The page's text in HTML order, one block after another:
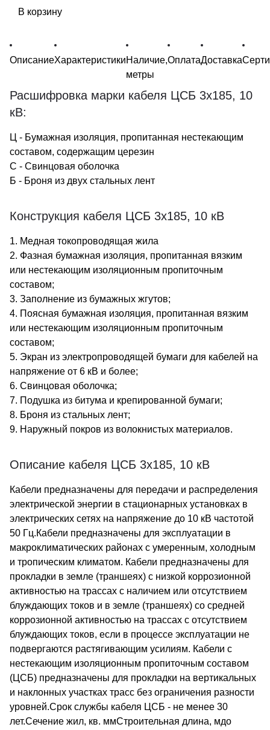
В корзину
ОписаниеХарактеристикиНаличие,
метры
ОплатаДоставка
Расшифровка марки кабеля ЦСБ 3х185, 10
кВ:
Ц - Бумажная изоляция, пропитанная нестекающим
составом, содержащим церезин
С - Свинцовая оболочка
Б - Броня из двух стальных лент
Конструкция кабеля ЦСБ 3х185, 10 кВ
1. Медная токопроводящая жила
2. Фазная бумажная изоляция, пропитанная вязким
или нестекающим изоляционным пропиточным
составом;
3. Заполнение из бумажных жгутов;
4. Поясная бумажная изоляция, пропитанная вязким
или нестекающим изоляционным пропиточным
составом;
5. Экран из электропроводящей бумаги для кабелей на
напряжение от 6 кВ и более;
6. Свинцовая оболочка;
7. Подушка из битума и крепированной бумаги;
8. Броня из стальных лент;
9. Наружный покров из волокнистых материалов.
Описание кабеля ЦСБ 3х185, 10 кВ
Кабели предназначены для передачи и распределения
электрической энергии в стационарных установках в
электрических сетях на напряжение до 10 кВ частотой
50 Гц.Кабели предназначены для эксплуатации в
макроклиматических районах с умеренным, холодным
и тропическим климатом. Кабели предназначены для
прокладки в земле (траншеях) с низкой коррозионной
активностью на трассах с наличием или отсутствием
блуждающих токов и в земле (траншеях) со средней
коррозионной активностью на трассах с отсутствием
блуждающих токов, если в процессе эксплуатации не
подвергаются растягивающим усилиям. Кабели с
нестекающим изоляционным пропиточным составом
(ЦСБ) предназначены для прокладки на вертикальных
и наклонных участках трасс без ограничения разности
уровней.Срок службы кабеля ЦСБ - не менее 30
лет.Сечение жил, кв. ммСтроительная длина, мдо